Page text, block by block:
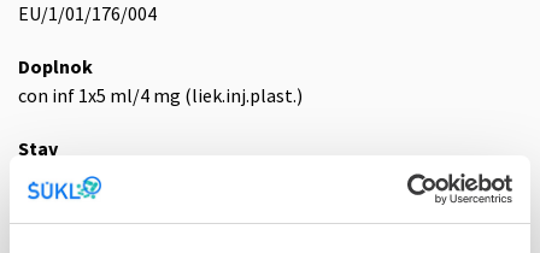
EU/1/01/176/004
Doplnok
con inf 1x5 ml/4 mg (liek.inj.plast.)
Stav
E - EU registrácia
Typ registračnej procedúry